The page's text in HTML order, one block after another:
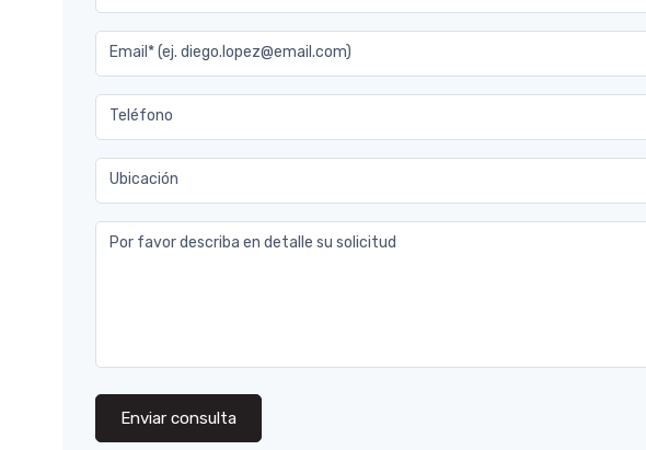
Email* (ej. diego.lopez@email.com)
Teléfono
Ubicación
Por favor describa en detalle su solicitud
Enviar consulta